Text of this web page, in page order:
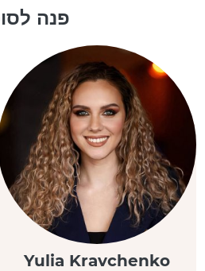
פנה
Yulia Kravchenko